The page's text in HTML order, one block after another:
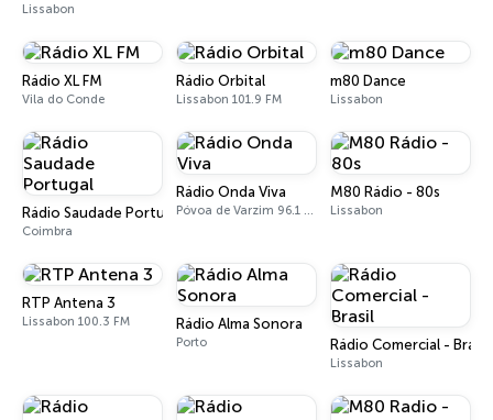
Lissabon
Rádio XL FM
Vila do Conde
Rádio Orbital
Lissabon 101.9 FM
m80 Dance
Lissabon
Rádio Saudade Portugal
Coimbra
Rádio Onda Viva
Póvoa de Varzim 96.1 FM
M80 Rádio - 80s
Lissabon
RTP Antena 3
Lissabon 100.3 FM Rádio Alma Sonora
Porto Rádio Comercial - Brasil
Lissabon